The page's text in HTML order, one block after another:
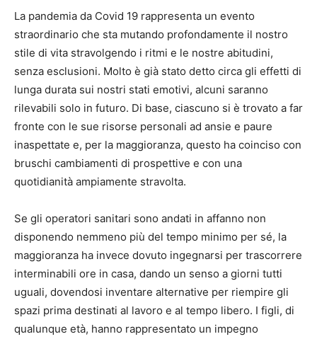
La pandemia da Covid 19 rappresenta un evento
straordinario che sta mutando profondamente il nostro
stile di vita stravolgendo i ritmi e le nostre abitudini,
senza esclusioni. Molto è già stato detto circa gli effetti di
lunga durata sui nostri stati emotivi, alcuni saranno
rilevabili solo in futuro. Di base, ciascuno si è trovato a far
fronte con le sue risorse personali ad ansie e paure
inaspettate e, per la maggioranza, questo ha coinciso con
bruschi cambiamenti di prospettive e con una
quotidianità ampiamente stravolta.
Se gli operatori sanitari sono andati in affanno non
disponendo nemmeno più del tempo minimo per sé, la
maggioranza ha invece dovuto ingegnarsi per trascorrere
interminabili ore in casa, dando un senso a giorni tutti
uguali, dovendosi inventare alternative per riempire gli
spazi prima destinati al lavoro e al tempo libero. I figli, di
qualunque età, hanno rappresentato un impegno